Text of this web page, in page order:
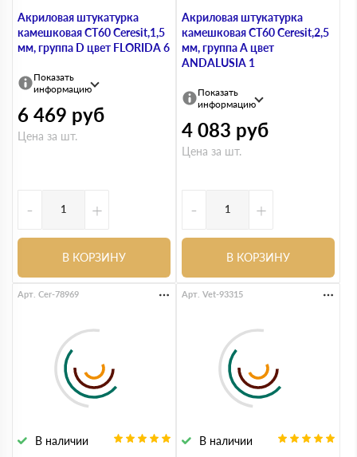
Акриловая штукатурка
камешковая СТ60 Ceresit,1,5
мм, группа D цвет FLORIDA 6
Показать
информацию
6 469 руб
Цена за шт.
- +
В КОРЗИНУ
Акриловая штукатурка
камешковая СТ60 Ceresit,2,5
мм, группа А цвет
ANDALUSIA 1
Показать
информацию
4 083 руб
Цена за шт.
- +
В КОРЗИНУ
В наличии
Арт. Cer-78969
В наличии
Арт. Vet-93315